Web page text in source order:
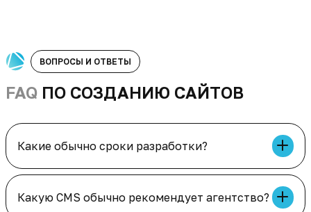
ВОПРОСЫ И ОТВЕТЫ
FAQ ПО СОЗДАНИЮ САЙТОВ
Какие обычно сроки разработки?
Лендинг — от 10 рабочих дней. Интернет-
фиксируем в договоре и соблюдаем на 99.8%.
Какую CMS обычно рекомендует агентство?